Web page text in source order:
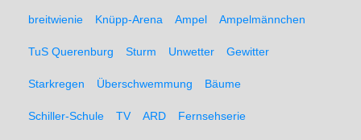
breitwienie Knüpp-Arena Ampel Ampelmännchen
TuS Querenburg Sturm Unwetter Gewitter
Starkregen Überschwemmung Bäume
Schiller-Schule TV ARD Fernsehserie